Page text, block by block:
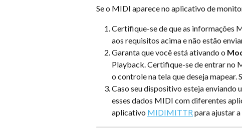
Se o MIDI aparece no aplicativo de
Certifique-se de que as informações
aos requisitos acima e não estão
Garanta que você está ativando o
Playback. Certifique-se de entrar no
o controle na tela que deseja
Caso seu dispositivo esteja enviando
esses dados MIDI com diferentes
aplicativo MIDIMITTR para ajustar